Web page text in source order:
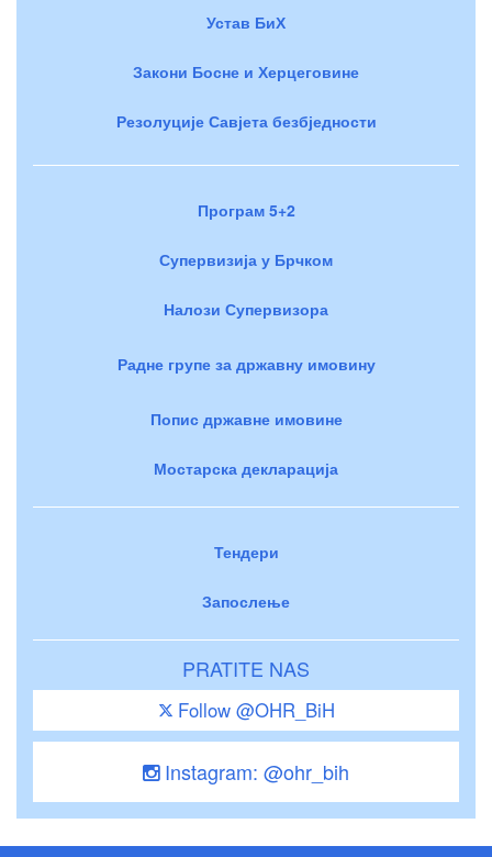
Устав БиХ
Закони Босне и Херцеговине
Резолуције Савјета безбједности
Програм 5+2
Супервизија у Брчком
Налози Супервизора
Радне групе за државну имовину
Попис државне имовине
Мостарска декларација
Тендери
Запослење
PRATITE NAS
Follow @OHR_BiH
Instagram: @ohr_bih